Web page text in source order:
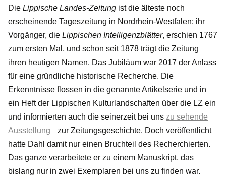
Die Lippische Landes-Zeitung ist die älteste noch
erscheinende Tageszeitung in Nordrhein-Westfalen; ihr
Vorgänger, die Lippischen Intelligenzblätter, erschien 1767
zum ersten Mal, und schon seit 1878 trägt die Zeitung
ihren heutigen Namen. Das Jubiläum war 2017 der Anlass
für eine gründliche historische Recherche. Die
Erkenntnisse flossen in die genannte Artikelserie und in
ein Heft der Lippischen Kulturlandschaften über die LZ ein
und informierten auch die seinerzeit bei uns zu sehende
Ausstellung
zur Zeitungsgeschichte. Doch veröffentlicht
hatte Dahl damit nur einen Bruchteil des Recherchierten.
Das ganze verarbeitete er zu einem Manuskript, das
bislang nur in zwei Exemplaren bei uns zu finden war.